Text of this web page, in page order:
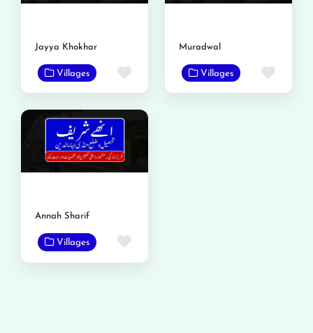
Jayya Khokhar
Villages Favorite
Muradwal
Villages
Annah Sharif
Villages Favorite